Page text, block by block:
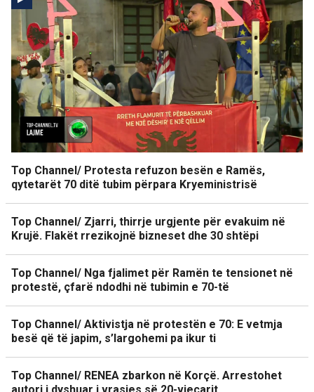
Top Channel/ Protesta refuzon besën e Ramës,
qytetarët 70 ditë tubim përpara Kryeministrisë
Top Channel/ Zjarri, thirrje urgjente për evakuim në
Krujë. Flakët rrezikojnë bizneset dhe 30 shtëpi
Top Channel/ Nga fjalimet për Ramën te tensionet në
protestë, çfarë ndodhi në tubimin e 70-të
Top Channel/ Aktivistja në protestën e 70: E vetmja
besë që të japim, s’largohemi pa ikur ti
Top Channel/ RENEA zbarkon në Korçë. Arrestohet